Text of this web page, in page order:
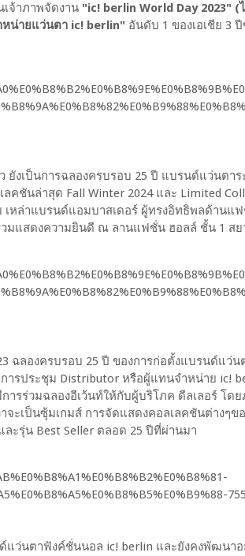
เจ้าภาพจัดงาน "ic! berlin World Day 2023" (
น่ายแว่นตา ic! berlin" อันดับ 1 ของเอเชีย 3
ยังเป็นการฉลองครบรอบ 25 ปี แบรนด์แว่นตาร
คชันล่าสุด Fall Winter 2024 และ Limited
เหล่าแบรนด์แอมบาสเดอร์ ผู้ทรงอิทธิพลด้านแ
มแสดงความยินดี ณ ลานแฟชั่น ฮอลล์ ชั้น 1 ส
ฉลองครบรอบ 25 ปี ของการก่อตั้งแบรนด์แว่
ารประชุม Distributor หรือผู้แทนจำหน่าย ic!
รร่วมฉลองอีเว้นท์ให้กับผู้บริโภค ดีลเลอร์ โด
จะเป็นซุ้มเกมส์ การจัดแสดงคอลเลคชันต่างๆข
ะรุ่น Best Seller ตลอด 25 ปีที่ผ่านมา
แว่นตาฟังค์ชั่นนอล ic! berlin และยังคงพัฒนา